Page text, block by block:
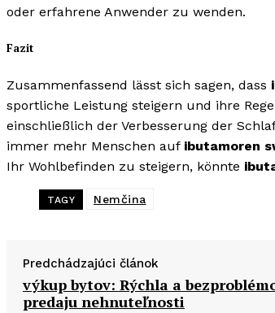
oder erfahrene Anwender zu wenden.
Fazit
Zusammenfassend lässt sich sagen, dass
sportliche Leistung steigern und ihre
einschließlich der Verbesserung der
immer mehr Menschen auf ibutamoren
Ihr Wohlbefinden zu steigern, könnte
TAGY Nemčina
Predchádzajúci článok
výkup bytov: Rýchla a
predaju nehnuteľnosti